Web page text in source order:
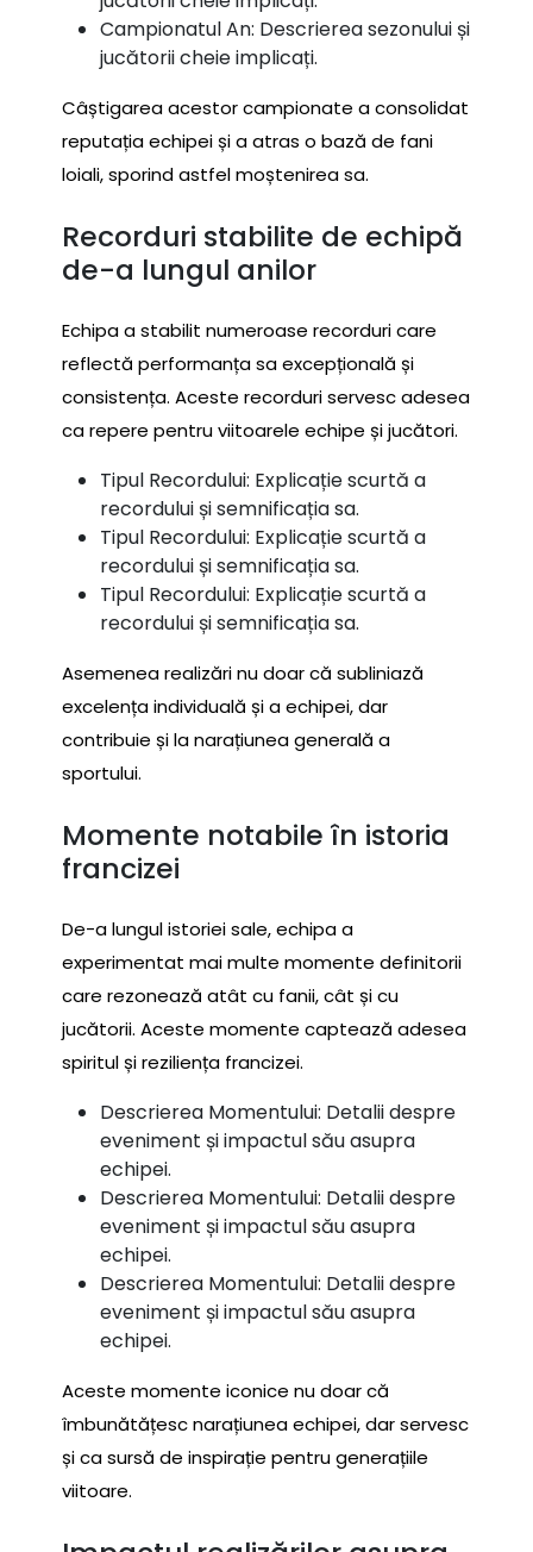
Campionatul An: Descrierea sezonului și
jucătorii cheie implicați.
Câștigarea acestor campionate a consolidat
reputația echipei și a atras o bază de fani
loiali, sporind astfel moștenirea sa.
Recorduri stabilite de echipă
de-a lungul anilor
Echipa a stabilit numeroase recorduri care
reflectă performanța sa excepțională și
consistența. Aceste recorduri servesc adesea
ca repere pentru viitoarele echipe și jucători.
Tipul Recordului: Explicație scurtă a
recordului și semnificația sa.
Tipul Recordului: Explicație scurtă a
recordului și semnificația sa.
Tipul Recordului: Explicație scurtă a
recordului și semnificația sa.
Asemenea realizări nu doar că subliniază
excelența individuală și a echipei, dar
contribuie și la narațiunea generală a
sportului.
Momente notabile în istoria
francizei
De-a lungul istoriei sale, echipa a
experimentat mai multe momente definitorii
care rezonează atât cu fanii, cât și cu
jucătorii. Aceste momente captează adesea
spiritul și reziliența francizei.
Descrierea Momentului: Detalii despre
eveniment și impactul său asupra
echipei.
Descrierea Momentului: Detalii despre
eveniment și impactul său asupra
echipei.
Descrierea Momentului: Detalii despre
eveniment și impactul său asupra
echipei.
Aceste momente iconice nu doar că
îmbunătățesc narațiunea echipei, dar servesc
și ca sursă de inspirație pentru generațiile
viitoare.